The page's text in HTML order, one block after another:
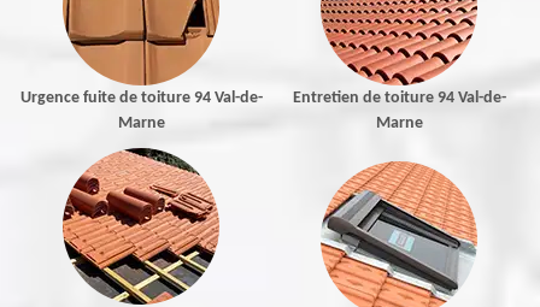
Urgence fuite de toiture 94 Val-de-
Marne
Entretien de toiture 94 Val-de-
Marne